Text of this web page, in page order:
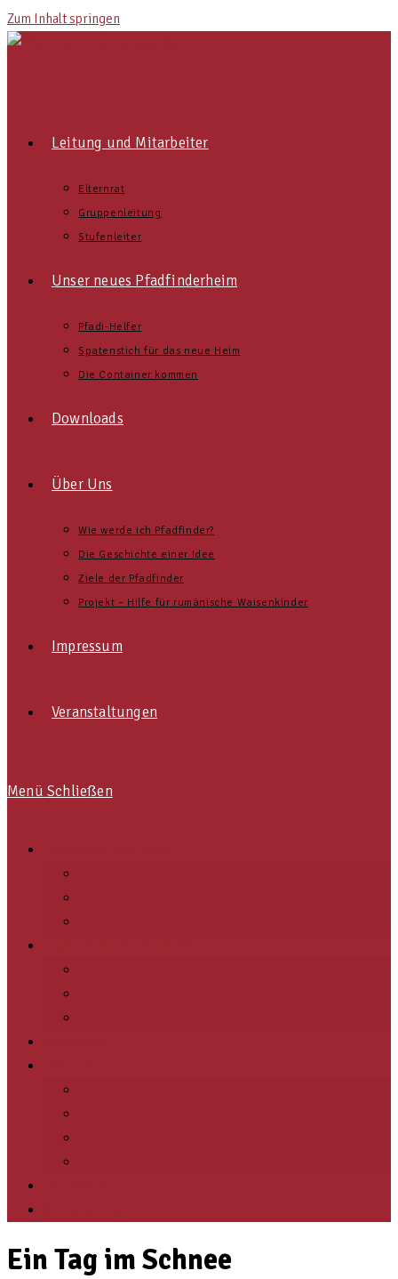
Zum Inhalt springen
Leitung und Mitarbeiter
Elternrat
Gruppenleitung
Stufenleiter
Unser neues Pfadfinderheim
Pfadi-Helfer
Spatenstich für das neue Heim
Die Container kommen
Downloads
Über Uns
Wie werde ich Pfadfinder?
Die Geschichte einer Idee
Ziele der Pfadfinder
Projekt – Hilfe für rumänische Waisenkinder
Impressum
Veranstaltungen
Menü Schließen
Ein Tag im Schnee